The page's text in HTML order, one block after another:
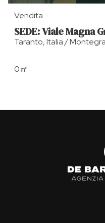
Vendita
SEDE: Viale Magna
Taranto, Italia /
0㎡